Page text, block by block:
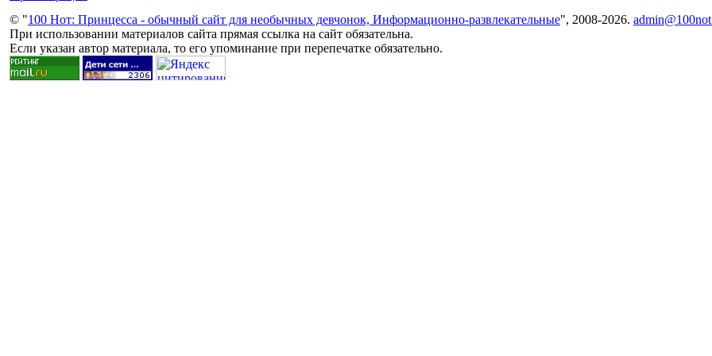
© "100 Нот: Принцесса - обычный сайт для необычных девчонок, Информационно-развлекательные", 2008-2026.
При использовании материалов сайта прямая ссылка на сайт обязательна.
Если указан автор материала, то его упоминание при перепечатке обязательно.